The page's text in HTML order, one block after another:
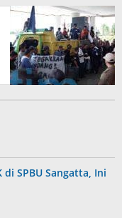
di SPBU Sangatta, Ini